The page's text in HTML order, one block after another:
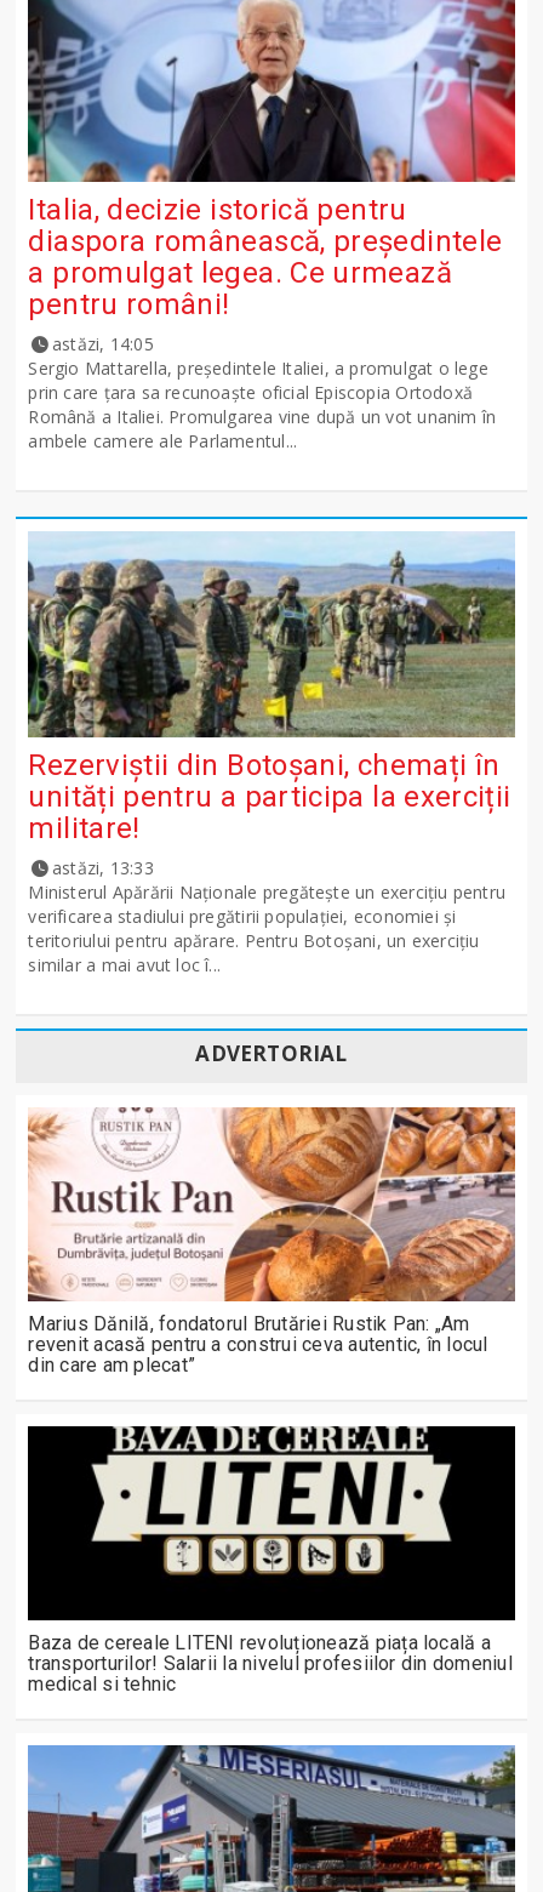
Italia, decizie istorică pentru
diaspora românească, președintele
a promulgat legea. Ce urmează
pentru români!
astăzi, 14:05
Sergio Mattarella, președintele Italiei, a promulgat o lege
prin care țara sa recunoaște oficial Episcopia Ortodoxă
Română a Italiei. Promulgarea vine după un vot unanim în
ambele camere ale Parlamentul...
Rezerviștii din Botoșani, chemați în
unități pentru a participa la exerciții
militare!
astăzi, 13:33
Ministerul Apărării Naţionale pregăteşte un exerciţiu pentru
verificarea stadiului pregătirii populației, economiei și
teritoriului pentru apărare. Pentru Botoșani, un exercițiu
similar a mai avut loc î...
ADVERTORIAL
Marius Dănilă, fondatorul Brutăriei Rustik Pan: „Am
revenit acasă pentru a construi ceva autentic, în locul
din care am plecat”
Baza de cereale LITENI revoluționează piața locală a
transporturilor! Salarii la nivelul profesiilor din domeniul
medical si tehnic